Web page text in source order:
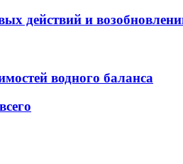
действий и
водного баланса